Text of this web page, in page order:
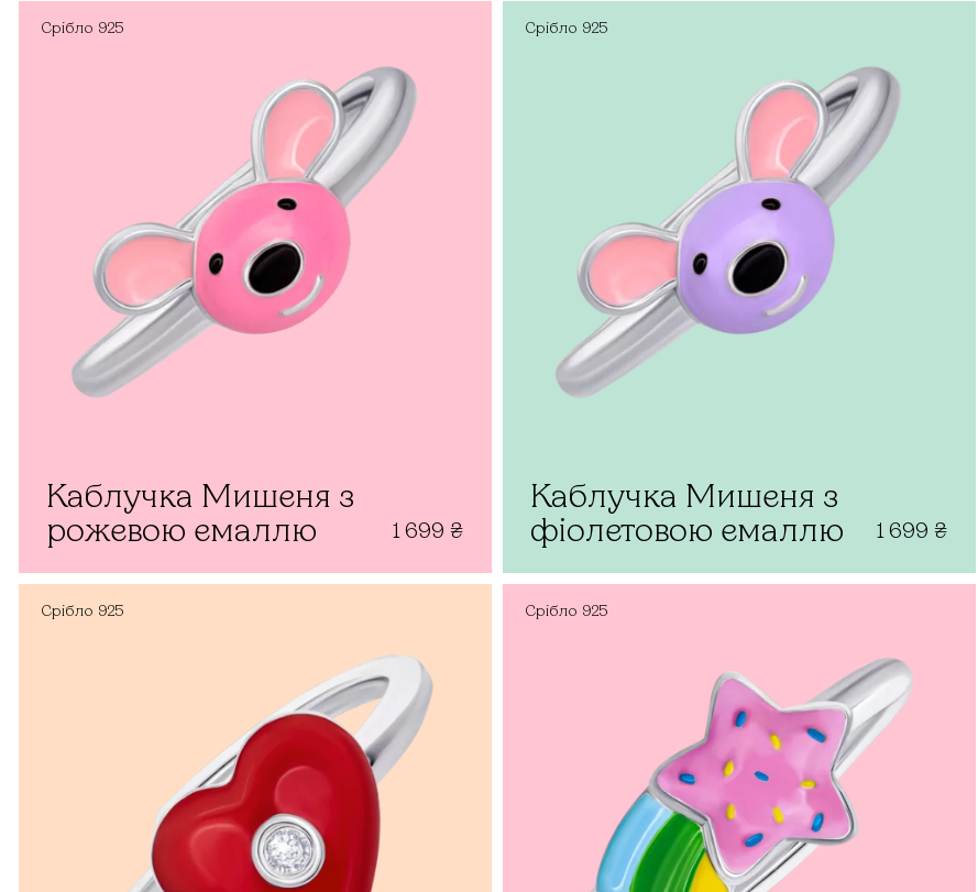
Срібло 925
Каблучка Мишеня з
рожевою емаллю
1 699 ₴
Срібло 925
Каблучка Мишеня з
фіолетовою емаллю
1 699 ₴
Срібло 925 Срібло 925